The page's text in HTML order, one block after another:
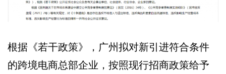
根据《若干政策》，广州拟对新引进符合条件
的跨境电商总部企业，按照现行招商政策给予